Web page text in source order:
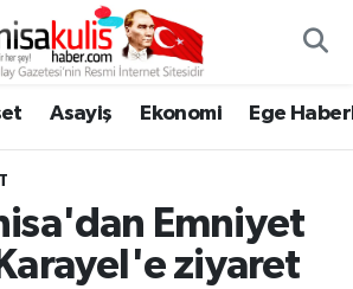
Asayiş Ekonomi Ege
Emniyet
ziyaret
Durumu
Yoğunluk Haritası
Durumu ve Fikstür